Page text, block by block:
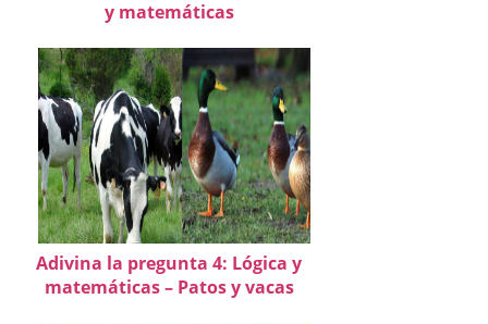
y matemáticas
Adivina la pregunta 4: Lógica y
matemáticas – Patos y vacas